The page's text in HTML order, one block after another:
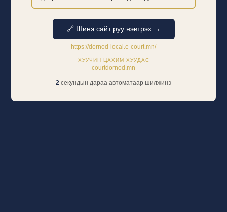
🔗 Шинэ сайт руу нэвтрэх →
https://dornod-local.e-court.mn/
ХУУЧИН ЦАХИМ ХУУДАС
courtdornod.mn
2 секундын дараа автоматаар шилжинэ